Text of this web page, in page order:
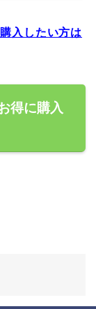
入したい方は
得に購入